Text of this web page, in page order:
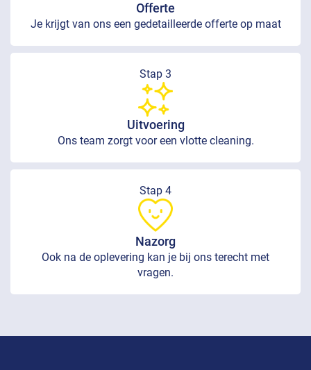
Offerte
Je krijgt van ons een gedetailleerde offerte op maat
Stap 3
Uitvoering
Ons team zorgt voor een vlotte cleaning.
Stap 4
Nazorg
Ook na de oplevering kan je bij ons terecht met
vragen.